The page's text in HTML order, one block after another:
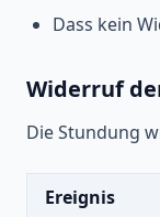
Dass kein
Widerruf
Die Stundung
Ereignis